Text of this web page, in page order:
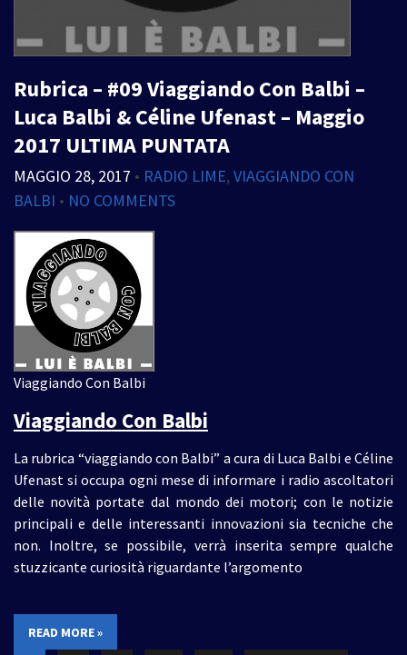
Rubrica – #09 Viaggiando Con Balbi –
Luca Balbi & Céline Ufenast – Maggio
2017 ULTIMA PUNTATA
MAGGIO 28, 2017 • RADIO LIME,VIAGGIANDO CON
BALBI • NO COMMENTS
Viaggiando Con Balbi
Viaggiando Con Balbi
La rubrica “viaggiando con Balbi” a cura di Luca Balbi e Céline
Ufenast si occupa ogni mese di informare i radio ascoltatori
delle novità portate dal mondo dei motori; con le notizie
principali e delle interessanti innovazioni sia tecniche che
non. Inoltre, se possibile, verrà inserita sempre qualche
stuzzicante curiosità riguardante l’argomento
READ MORE »